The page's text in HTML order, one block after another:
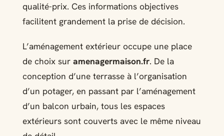
qualité-prix. Ces informations objectives
facilitent grandement la prise de décision.
L’aménagement extérieur occupe une place
de choix sur amenagermaison.fr. De la
conception d’une terrasse à l’organisation
d’un potager, en passant par l’aménagement
d’un balcon urbain, tous les espaces
extérieurs sont couverts avec le même niveau